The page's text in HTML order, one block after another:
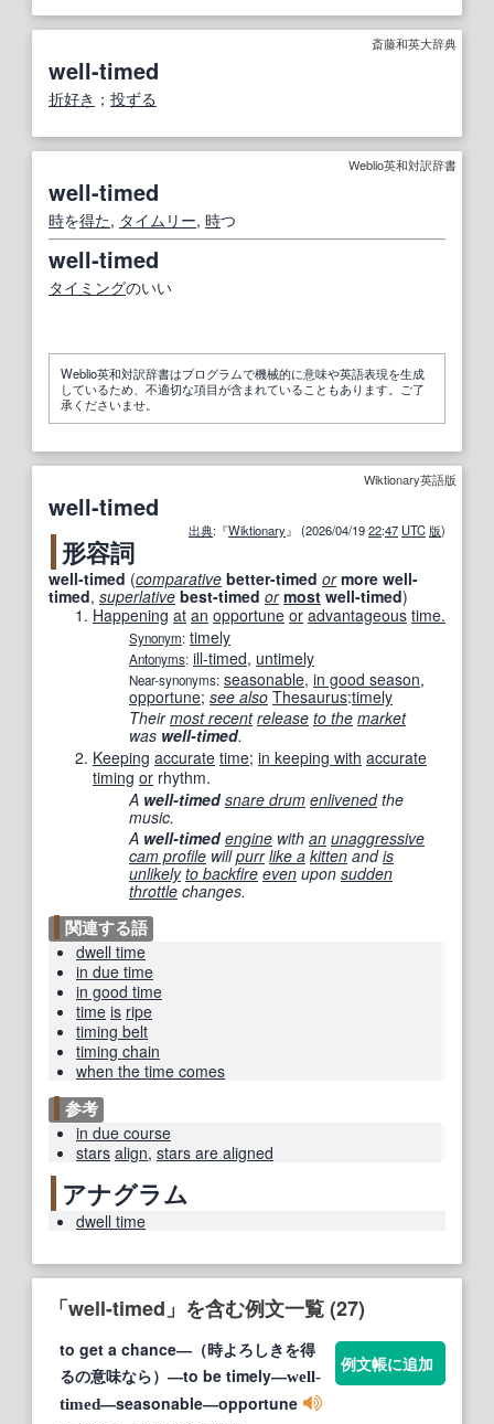
斎藤和英大辞典
well-timed
折好き ； 投ずる
Weblio英和対訳辞書
well-timed
時を得た, タイムリー, 時つ
well‐timed
タイミングのいい
Weblio英和対訳辞書はプログラムで機械的に意味や英語表現を生成
しているため、不適切な項目が含まれていることもあります。ご了
承くださいませ。
Wiktionary英語版
well-timed
出典:『Wiktionary』 (2026/04/1922:47 UTC 版)
形容詞
well-timed (comparative better-timed or more well-
timed, superlative best-timed or most well-timed)
Happening at an opportune or advantageous time.
Synonym: timely
Antonyms: ill-timed, untimely
Near-synonyms: seasonable, in good season,
opportune; see also Thesaurus:timely
Theirmost recent release to the market
was well-timed.
Keeping accurate time; in keeping with accurate
timing or rhythm.
A well-timed snare drum enlivenedthe
music.
A well-timed engine with an unaggressive
cam profile willpurr like a kitten andis
unlikely to backfire even upon sudden
throttle changes.
関連する語
dwell time
in due time
in good time
time is ripe
timing belt
timing chain
when the time comes
参考
in due course
stars align, stars are aligned
アナグラム
dwell time
「well-timed」を含む例文一覧 (27)
to get a chance―（時よろしきを得
るの意味なら）―to be timely―well-
timed―seasonable―opportune
例文帳に追加